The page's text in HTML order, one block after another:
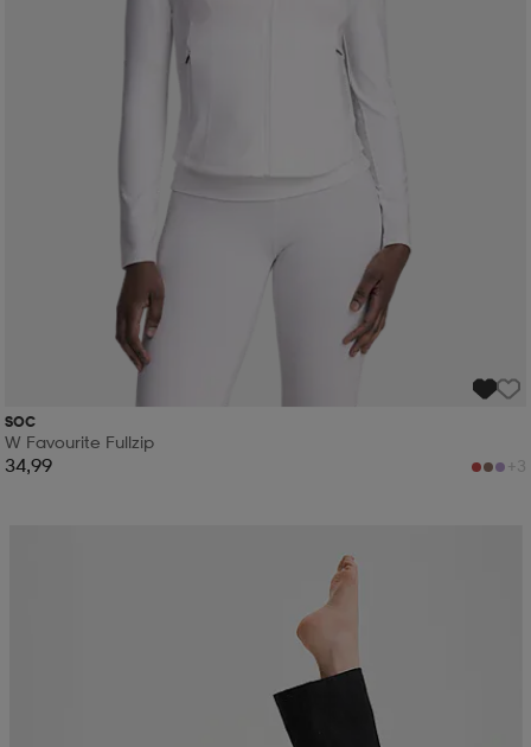
SOC
W Favourite Fullzip
+3
34,99